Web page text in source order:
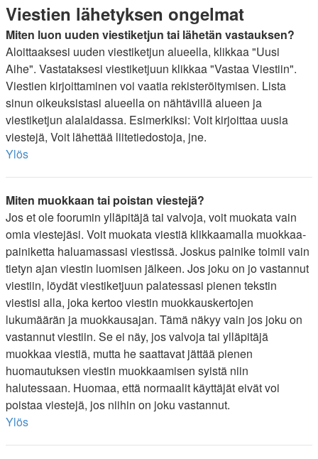
Viestien lähetyksen ongelmat
Miten luon uuden viestiketjun tai lähetän vastauksen?
Aloittaaksesi uuden viestiketjun alueella, klikkaa "Uusi
Aihe". Vastataksesi viestiketjuun klikkaa "Vastaa Viestiin".
Viestien kirjoittaminen voi vaatia rekisteröitymisen. Lista
sinun oikeuksistasi alueella on nähtävillä alueen ja
viestiketjun alalaidassa. Esimerkiksi: Voit kirjoittaa uusia
viestejä, Voit lähettää liitetiedostoja, jne.
Ylös
Miten muokkaan tai poistan viestejä?
Jos et ole foorumin ylläpitäjä tai valvoja, voit muokata vain
omia viestejäsi. Voit muokata viestiä klikkaamalla muokkaa-
painiketta haluamassasi viestissä. Joskus painike toimii vain
tietyn ajan viestin luomisen jälkeen. Jos joku on jo vastannut
viestiin, löydät viestiketjuun palatessasi pienen tekstin
viestisi alla, joka kertoo viestin muokkauskertojen
lukumäärän ja muokkausajan. Tämä näkyy vain jos joku on
vastannut viestiin. Se ei näy, jos valvoja tai ylläpitäjä
muokkaa viestiä, mutta he saattavat jättää pienen
huomautuksen viestin muokkaamisen syistä niin
halutessaan. Huomaa, että normaalit käyttäjät eivät voi
poistaa viestejä, jos niihin on joku vastannut.
Ylös